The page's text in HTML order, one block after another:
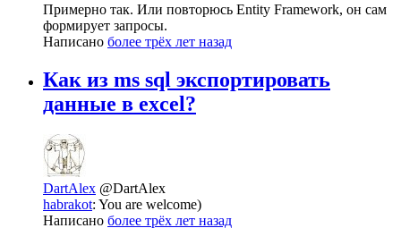
Примерно так. Или повторюсь Entity Framework, он сам
формирует запросы.
Написано более трёх лет назад
Как из ms sql экспортировать
данные в excel?
DartAlex @DartAlex
habrakot: You are welcome)
Написано более трёх лет назад